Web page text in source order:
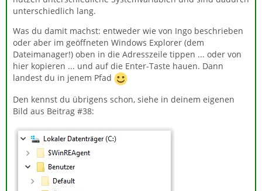
unterschiedlich lang.
Was du damit machst: entweder wie von Ingo beschrieben
oder aber im geöffneten Windows Explorer (dem
Dateimanager!) oben in die Adresszeile tippen ... oder von
hier kopieren ... und auf die Enter-Taste hauen. Dann
landest du in jenem Pfad
Den kennst du übrigens schon, siehe in deinem eigenen
Bild aus Beitrag #38: